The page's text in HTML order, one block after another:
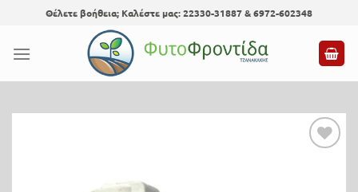
content
Θέλετε βοήθεια; Καλέστε μας: 22330-31887 & 6972-602348